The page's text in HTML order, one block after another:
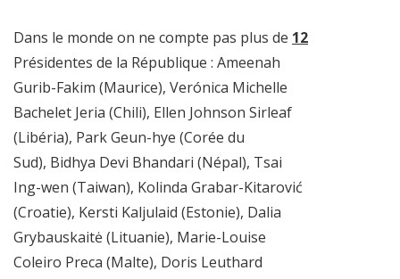
Dans le monde on ne compte pas plus de 12
Présidentes de la République : Ameenah
Gurib-Fakim (Maurice), Verónica Michelle
Bachelet Jeria (Chili), Ellen Johnson Sirleaf
(Libéria), Park Geun-hye (Corée du
Sud), Bidhya Devi Bhandari (Népal), Tsai
Ing-wen (Taiwan), Kolinda Grabar-Kitarović
(Croatie), Kersti Kaljulaid (Estonie), Dalia
Grybauskaitė (Lituanie), Marie-Louise
Coleiro Preca (Malte), Doris Leuthard